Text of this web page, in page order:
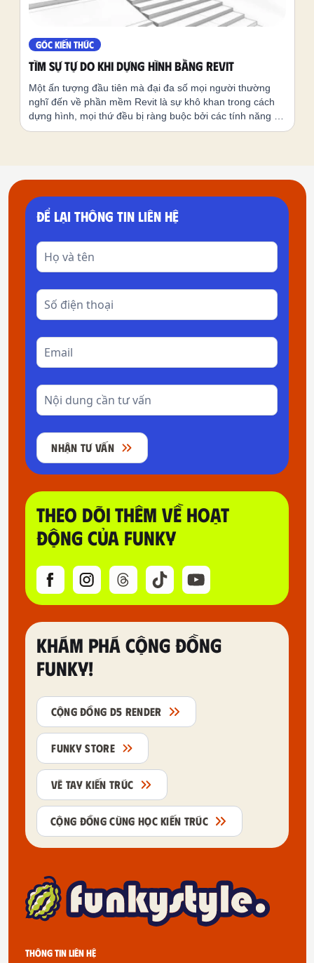
GÓC KIẾN THỨC
TÌM SỰ TỰ DO KHI DỰNG HÌNH BẰNG REVIT
Một ấn tượng đầu tiên mà đại đa số mọi người thường
nghĩ đến về phần mềm Revit là sự khô khan trong cách
dựng hình, mọi thứ đều bị ràng buộc bởi các tính năng vẽ
tường, sàn, mái, thang,... và các thông số cứng nhắc của
ĐỂ LẠI THÔNG TIN LIÊN HỆ
NHẬN TƯ VẤN
THEO DÕI THÊM VỀ HOẠT
ĐỘNG CỦA FUNKY
KHÁM PHÁ CỘNG ĐỒNG
FUNKY!
CỘNG ĐỒNG D5 RENDER
FUNKY STORE
VẼ TAY KIẾN TRÚC
CỘNG ĐỒNG CÙNG HỌC KIẾN TRÚC
Thông tin liên hệ